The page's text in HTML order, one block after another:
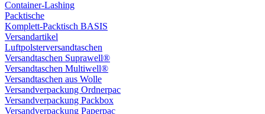
Container-Lashing
Packtische
Komplett-Packtisch BASIS
Versandartikel
Luftpolsterversandtaschen
Versandtaschen Suprawell®
Versandtaschen Multiwell®
Versandtaschen aus Wolle
Versandverpackung Ordnerpac
Versandverpackung Packbox
Versandverpackung Paperpac